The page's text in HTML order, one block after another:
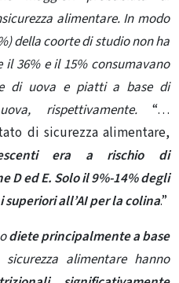
alimentare. In modo
della coorte di studio non ha
36% e il 15% consumavano
di uova e piatti a base di
rispettivamente. “…
di sicurezza alimentare,
era a rischio di
D ed E. Solo il 9%-14% degli
all’AI per la colina.”
diete principalmente a base
alimentare hanno